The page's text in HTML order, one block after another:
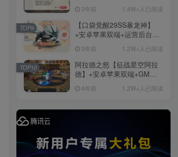
细搭建教程
3年前 1.4W+人已阅读
【口袋觉醒29SS暴龙神】
+安卓苹果双端+运营后台
端 3年前 1.2W+人已阅读
TOP9
阿拉德之怒【征战星空阿拉
德】+安卓苹果双端+GM授
+详细教程
4年前 1.2W+人已阅读
TOP10